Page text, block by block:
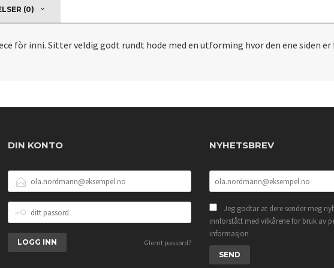
(0)
fòr inni. Sitter veldig godt rundt hode med en utforming hvor den ene siden
DIN KONTO
POSTADRESSE
PASSORD
Glemt passord?
NYHETSBREV
Jeg godtar at dere sender meg
innforstått med vilkårene for bruk av
informasjon